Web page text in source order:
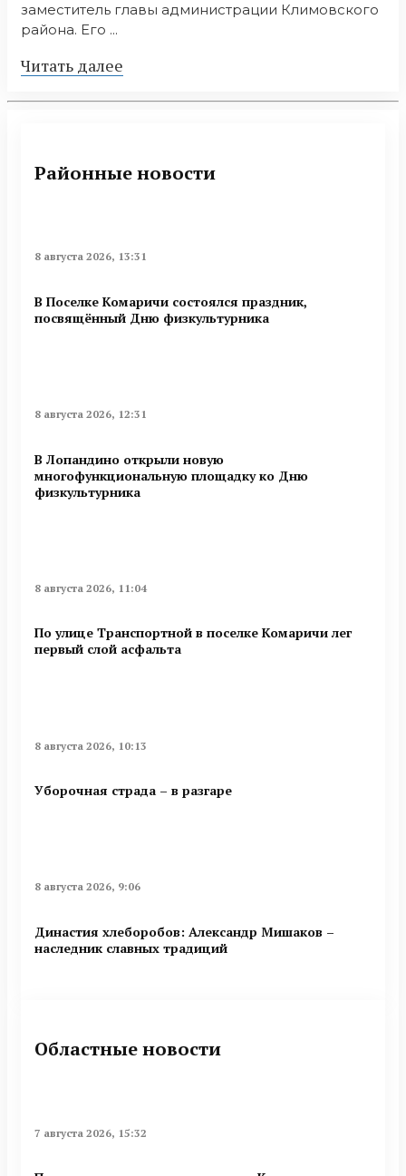
заместитель главы администрации Климовского
района. Его ...
Читать далее
Районные новости
8 августа 2026, 13:31
В Поселке Комаричи состоялся праздник,
посвящённый Дню физкультурника
8 августа 2026, 12:31
В Лопандино открыли новую
многофункциональную площадку ко Дню
физкультурника
8 августа 2026, 11:04
По улице Транспортной в поселке Комаричи лег
первый слой асфальта
8 августа 2026, 10:13
Уборочная страда – в разгаре
8 августа 2026, 9:06
Династия хлеборобов: Александр Мишаков –
наследник славных традиций
Областные новости
7 августа 2026, 15:32